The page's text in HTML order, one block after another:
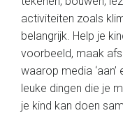
activiteiten zoals
belangrijk. Help je
voorbeeld, maak
waarop media ‘aan’
leuke dingen die je
je kind kan doen